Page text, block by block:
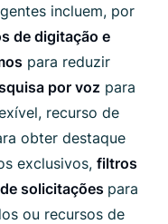
incluem, por
de digitação e
para reduzir
por voz para
recurso de
obter destaque
exclusivos, filtros
solicitações para
ou recursos de